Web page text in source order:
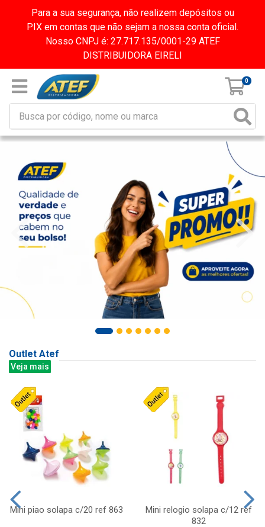
Para a sua segurança, não realizem depósitos ou
PIX em contas que não sejam a nossa conta oficial.
Nosso CNPJ é: 27.717.135/0001-29 ATEF
DISTRIBUIDORA EIRELI
0
Outlet Atef
Veja mais
Mini piao solapa c/20 ref 863
Mini relogio solapa c/12 ref
832